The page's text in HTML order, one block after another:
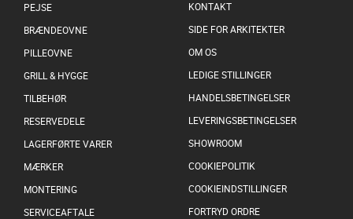
PEJSE
BRÆNDEOVNE
PILLEOVNE
GRILL & HYGGE
TILBEHØR
RESERVEDELE
LAGERFØRTE VARER
MÆRKER
MONTERING
SERVICEAFTALE
KONTAKT
SIDE FOR ARKITEKTER
OM OS
LEDIGE STILLINGER
HANDELSBETINGELSER
LEVERINGSBETINGELSER
SHOWROOM
COOKIEPOLITIK
COOKIEINDSTILLINGER
FORTRYD ORDRE